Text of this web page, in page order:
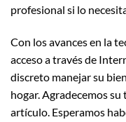
profesional si lo
Con los avances en la
acceso a través de
discreto manejar su
hogar. Agradecemos
artículo. Esperamos